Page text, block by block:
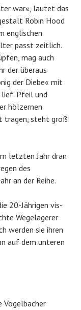
war«, lautet das
Robin Hood
englischen
passt zeitlich.
mag auch
der überaus
der Diebe« mit
lief. Pfeil und
hölzernen
tragen, steht groß
letzten Jahr dran
des
an der Reihe.
20-Jährigen vis-
Wegelagerer
werden sie ihren
auf dem unteren
Vogelbacher